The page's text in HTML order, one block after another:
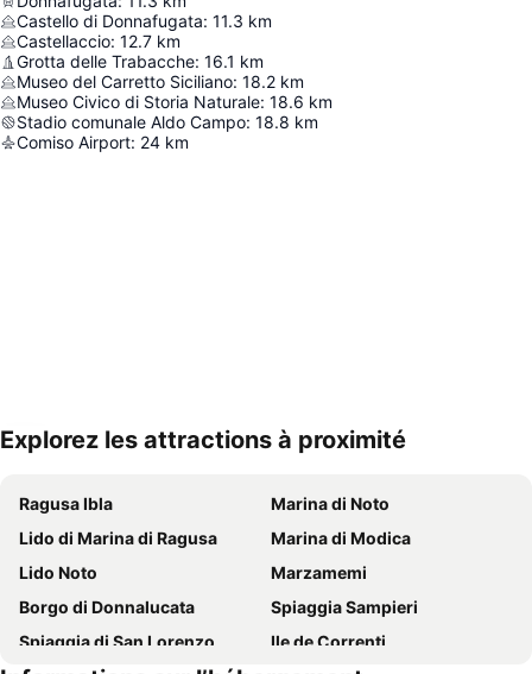
Castello di Donnafugata: 11.3 km
Castellaccio: 12.7 km
Grotta delle Trabacche: 16.1 km
Museo del Carretto Siciliano: 18.2 km
Museo Civico di Storia Naturale: 18.6 km
Stadio comunale Aldo Campo: 18.8 km
Comiso Airport: 24 km
Explorez les attractions à proximité
Ragusa Ibla
Marina di Noto
Lido di Marina di Ragusa
Marina di Modica
Lido Noto
Marzamemi
Borgo di Donnalucata
Spiaggia Sampieri
Spiaggia di San Lorenzo
Ile de Correnti